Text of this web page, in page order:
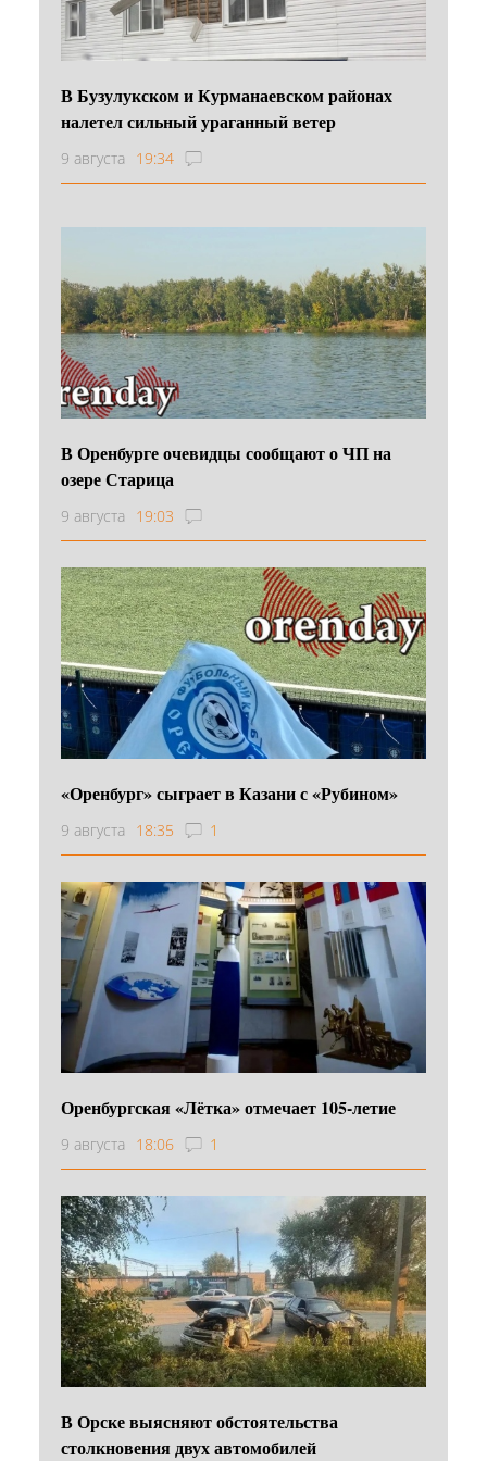
В Бузулукском и Курманаевском районах
налетел сильный ураганный ветер
9 августа 19:34
В Оренбурге очевидцы сообщают о ЧП на
озере Старица
9 августа 19:03
«Оренбург» сыграет в Казани с «Рубином»
9 августа 18:35 1
Оренбургская «Лётка» отмечает 105-летие
9 августа 18:06 1
В Орске выясняют обстоятельства
столкновения двух автомобилей